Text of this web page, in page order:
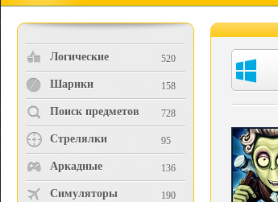
Логические 520
Шарики 158
Поиск предметов 728
Стрелялки 95
Аркадные 136
Симуляторы 190